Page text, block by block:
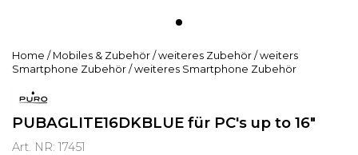
Home / Mobiles & Zubehör / weiteres Zubehör / weiters
Smartphone Zubehör / weiteres Smartphone Zubehör
PUBAGLITE16DKBLUE für PC's up to 16"
Art. NR: 17451